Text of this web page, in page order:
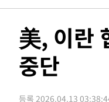
-12135초 전 >[속보]코스
-8968초 전 >서울 열대
-7535초 전 >
-7518초 전 >
美, 이란
중단
등록 2026.04.13